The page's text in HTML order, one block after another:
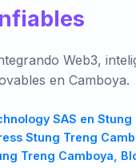
Hrvatski
PL
Polski
Web3,
en Camboya.
Camboya, Servicios Blockchain en Stung Treng Camboya, Servicios Blockchain para emprendedores en Stung Treng Camboya, Servicios Blockchain para empresarios en Stung Treng Camboya, Servicios Blockchain para fabricantes en Stung Treng Camboya, Servicios Blockchain para agricultores en Stung Treng Camboya, Servicios Blockchain para estudiantes en Stung Treng Camboya, Servicios Blockchain para municipios en Stung Treng Camboya, Servicios Blockchain para alcaldías en Stung Treng Camboya, Servicios Blockchain para clústeres empresariales en Stung Treng Camboya, Servicios Blockchain para pymes en Stung Treng Camboya, Servicios Blockchain para startups en Stung Treng Camboya, Servicios Blockchain para universidades en Stung Treng Camboya, Servicios Blockchain para cooperativas en Stung Treng Camboya, Servicios Blockchain para cámaras de comercio en Stung Treng Camboya, Servicios Blockchain para gobiernos regionales en Stung Treng Camboya, Servicios Blockchain para consultoras en Stung Treng Camboya, Servicios Blockchain para desarrolladores en Stung Treng Camboya, Servicios Blockchain para inversionistas en Stung Treng Camboya, Servicios Blockchain para ONGs en Stung Treng Camboya, Arquitectura blockchain Stung Treng Camboya, Arquitectura blockchain en Stung Treng Camboya, Arquitectura blockchain para emprendedores en Stung Treng Camboya, Arquitectura blockchain para empresarios en Stung Treng Camboya, Arquitectura blockchain para fabricantes en Stung Treng Camboya, Arquitectura